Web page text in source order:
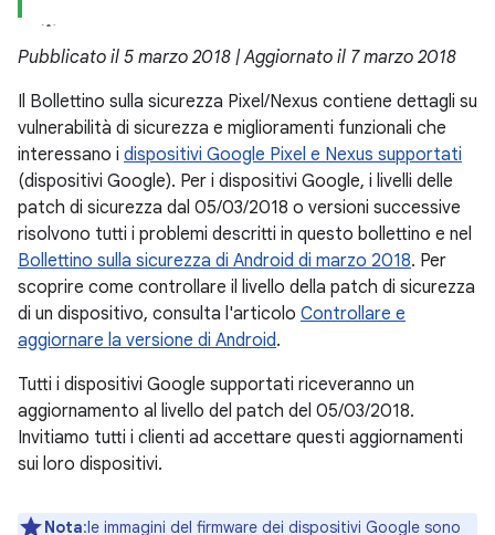
Pubblicato il 5 marzo 2018 | Aggiornato il 7 marzo 2018
Il Bollettino sulla sicurezza Pixel/Nexus contiene dettagli su
vulnerabilità di sicurezza e miglioramenti funzionali che
interessano i dispositivi Google Pixel e Nexus supportati
(dispositivi Google). Per i dispositivi Google, i livelli delle
patch di sicurezza dal 05/03/2018 o versioni successive
risolvono tutti i problemi descritti in questo bollettino e nel
Bollettino sulla sicurezza di Android di marzo 2018. Per
scoprire come controllare il livello della patch di sicurezza
di un dispositivo, consulta l'articolo Controllare e
aggiornare la versione di Android.
Tutti i dispositivi Google supportati riceveranno un
aggiornamento al livello del patch del 05/03/2018.
Invitiamo tutti i clienti ad accettare questi aggiornamenti
sui loro dispositivi.
Nota:le immagini del firmware dei dispositivi Google sono